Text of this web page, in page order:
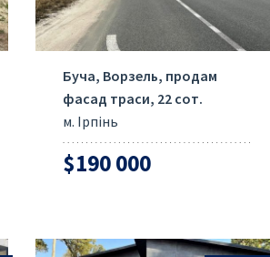
Буча, Ворзель, продам
фасад траси, 22 сот.
м. Ірпінь
$190 000